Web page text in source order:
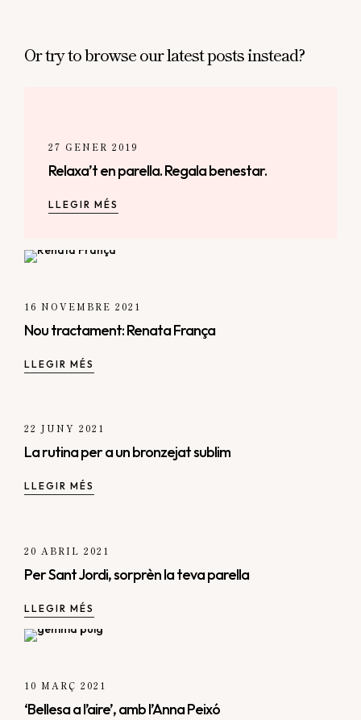
Or try to browse our latest posts instead?
27 GENER 2019
Relaxa’t en parella. Regala benestar.
LLEGIR MÉS
16 NOVEMBRE 2021
Nou tractament: Renata França
LLEGIR MÉS
22 JUNY 2021
La rutina per a un bronzejat sublim
LLEGIR MÉS
20 ABRIL 2021
Per Sant Jordi, sorprèn la teva parella
LLEGIR MÉS
10 MARÇ 2021
‘Bellesa a l’aire’, amb l’Anna Peixó